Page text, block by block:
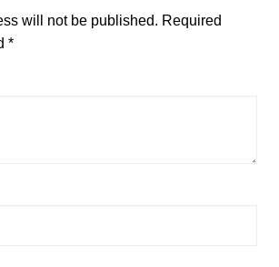
will not be published. Required
*